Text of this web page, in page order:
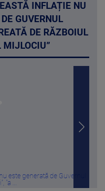
INFLAȚIE NU
GUVERNUL
DE RĂZBOIUL
MIJLOCIU”
este generată de Guvernul
”a ...